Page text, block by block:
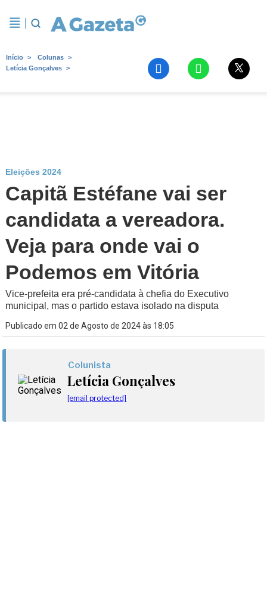
Início
Colunas
Letícia Gonçalves
Eleições 2024
Capitã Estéfane vai ser
candidata a vereadora.
Veja para onde vai o
Podemos em Vitória
Vice-prefeita era pré-candidata à chefia do Executivo
municipal, mas o partido estava isolado na disputa
Publicado em 02 de Agosto de 2024 às 18:05
Colunista
Letícia Gonçalves
[email protected]